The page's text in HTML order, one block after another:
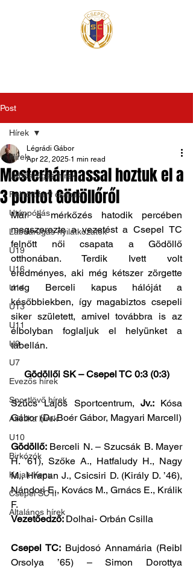
Post
Hírek
Labdarúgás hírek
Felnőtt férfi csapat
Utánpótlás
Labdarúgás nyilatkozatok
U19
U16
U14
U13
U11
U9
U7
Evezős hírek
Sportlövő hírek
Atlétika hírek
U10
Birkózók
Kajak-Kenu
Csepel SC II
Általános hírek
Hírek
Mesterhármassal hoztuk el a
3 pontot Gödöllőről
Légrádi Gábor
Apr 22, 2025 1 min read
Már a mérkőzés hatodik percében
megszerezte a vezetést a Csepel TC
felnőtt női csapata a Gödöllő
otthonában. Terdik Ivett volt
eredményes, aki még kétszer zörgette
meg Berceli kapus hálóját a
későbbiekben, így magabiztos csepeli
siker született, amivel továbbra is az
élbolyban foglaljuk el helyünket a
tabellán.
Gödöllői SK – Csepel TC 0:3 (0:3)
Szűcs Lajos Sportcentrum, Jv.: Kósa
Gábor (Dr. Boér Gábor, Magyari Marcell)
Gödöllő: Berceli N. – Szucsák B. Mayer
H. ’61), Szőke A., Hatfaludy H., Nagy
M., Hrapan J., Csicsiri D. (Király D. ’46),
Nándori E., Kovács M., Grnács E., Králik
F.
Vezetőedző: Dolhai- Orbán Csilla
Csepel TC: Bujdosó Annamária (Reibl
Orsolya
’65) – Simon Dorottya